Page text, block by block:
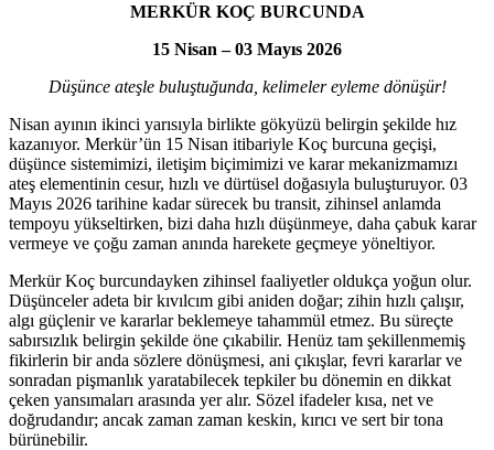
MERKÜR KOÇ BURCUNDA
15 Nisan – 03 Mayıs 2026
Düşünce ateşle buluştuğunda, kelimeler eyleme dönüşür!
Nisan ayının ikinci yarısıyla birlikte gökyüzü belirgin şekilde hız
kazanıyor. Merkür’ün 15 Nisan itibariyle Koç burcuna geçişi,
düşünce sistemimizi, iletişim biçimimizi ve karar mekanizmamızı
ateş elementinin cesur, hızlı ve dürtüsel doğasıyla buluşturuyor. 03
Mayıs 2026 tarihine kadar sürecek bu transit, zihinsel anlamda
tempoyu yükseltirken, bizi daha hızlı düşünmeye, daha çabuk karar
vermeye ve çoğu zaman anında harekete geçmeye yöneltiyor.
Merkür Koç burcundayken zihinsel faaliyetler oldukça yoğun olur.
Düşünceler adeta bir kıvılcım gibi aniden doğar; zihin hızlı çalışır,
algı güçlenir ve kararlar beklemeye tahammül etmez. Bu süreçte
sabırsızlık belirgin şekilde öne çıkabilir. Henüz tam şekillenmemiş
fikirlerin bir anda sözlere dönüşmesi, ani çıkışlar, fevri kararlar ve
sonradan pişmanlık yaratabilecek tepkiler bu dönemin en dikkat
çeken yansımaları arasında yer alır. Sözel ifadeler kısa, net ve
doğrudandır; ancak zaman zaman keskin, kırıcı ve sert bir tona
bürünebilir.